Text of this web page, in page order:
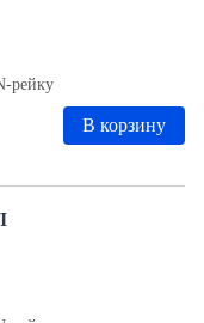
рейку
В корзину